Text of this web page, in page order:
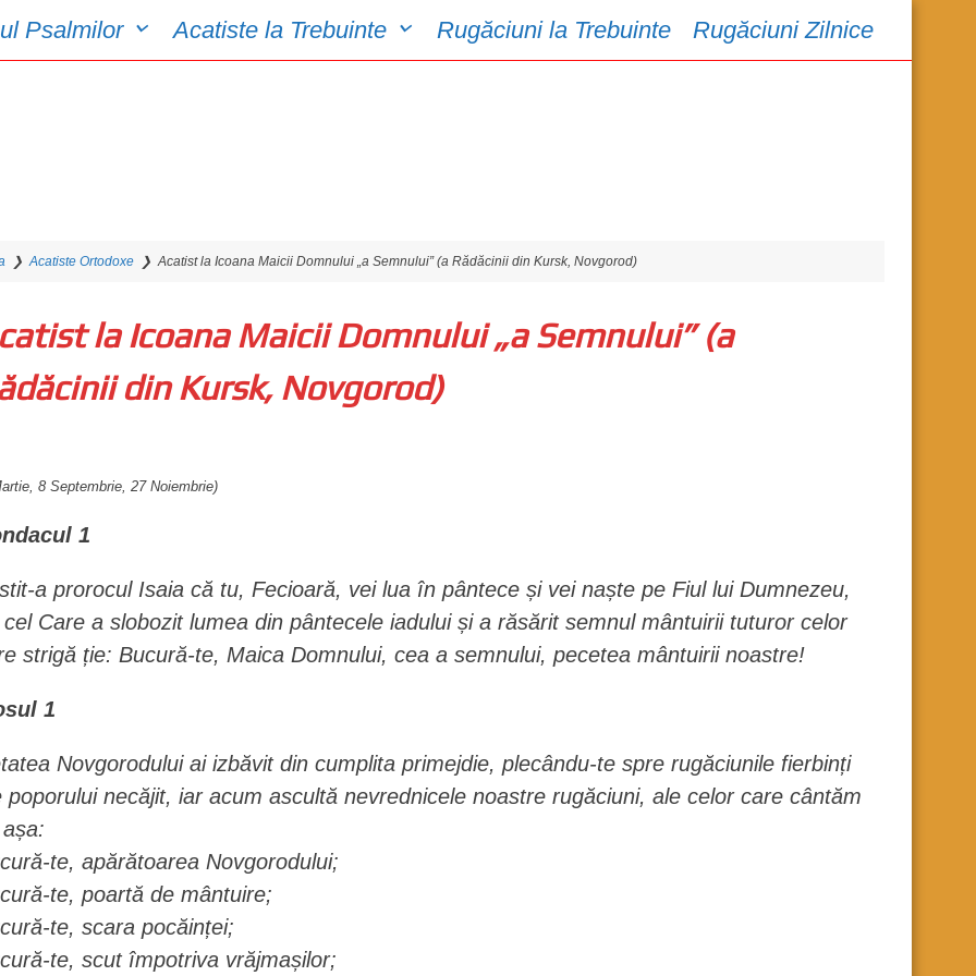
Psalmilor Acatiste la Trebuinte Rugăciuni la Trebuinte Rugăciuni Zilnice
❯Acatiste Ortodoxe ❯Acatist la Icoana Maicii Domnului „a Semnului” (a Rădăcinii din Kursk, Novgorod)
la Icoana Maicii Domnului „a Semnului” (a
din Kursk, Novgorod)
8 Septembrie, 27 Noiembrie)
1
a prorocul Isaia că tu, Fecioară, vei lua în pântece și vei naște pe Fiul lui Dumnezeu,
Care a slobozit lumea din pântecele iadului și a răsărit semnul mântuirii tuturor celor
strigă ție: Bucură-te, Maica Domnului, cea a semnului, pecetea mântuirii noastre!
1
Novgorodului ai izbăvit din cumplita primejdie, plecându-te spre rugăciunile fierbinți
poporului necăjit, iar acum ascultă nevrednicele noastre rugăciuni, ale celor care cântăm
te, apărătoarea Novgorodului;
te, poartă de mântuire;
te, scara pocăinței;
te, scut împotriva vrăjmașilor;